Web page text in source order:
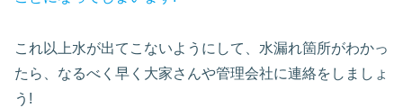
これ以上水が出てこないようにして、水漏れ箇所がわかっ
たら、なるべく早く大家さんや管理会社に連絡をしましょ
う!